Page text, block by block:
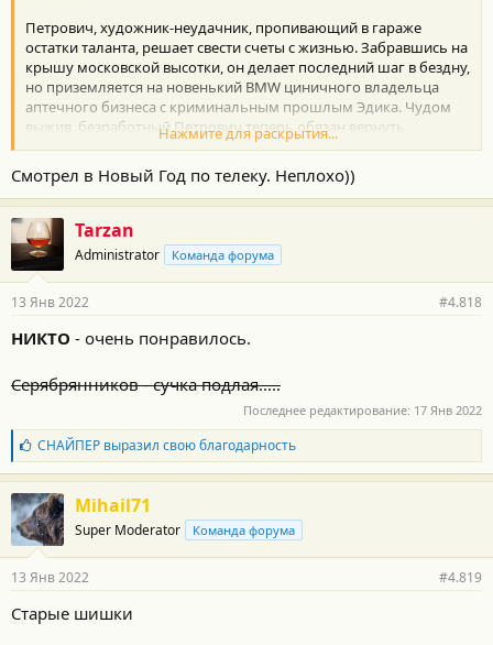
Петрович, художник-неудачник, пропивающий в гараже
остатки таланта, решает свести счеты с жизнью. Забравшись на
крышу московской высотки, он делает последний шаг в бездну,
но приземляется на новенький BMW циничного владельца
аптечного бизнеса с криминальным прошлым Эдика. Чудом
выжив, безработный Петрович теперь обязан вернуть
стоимость разбитого «бумера» — 10 миллионов. Прощать
других — не в правилах Эдика, но чтобы повеселиться, он
берет Петровича к себе в фирму креативным директором. Еще
не зная, что все перевернется самым неожиданным образом,
ведь у вселенной, как известно, отличное чувство юмора.
Прикольный фильм) хорошие актеры)
Нажмите для раскрытия...
Смотрел в Новый Год по телеку. Неплохо))
Tarzan
Administrator Команда форума
13 Янв 2022 #4.818
НИКТО - очень понравилось.
Серябрянников - сучка подлая.....
Последнее редактирование: 17 Янв 2022
Б
л
а
г
о
д
а
н
с
СНАЙПЕРвыразил свою благодарность
Mihail71
Super Moderator Команда форума
13 Янв 2022 #4.819
Старые шишки